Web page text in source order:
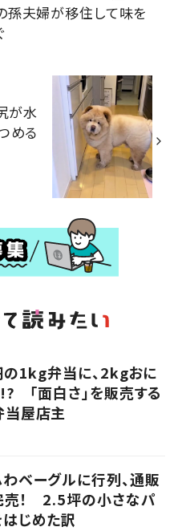
孫夫婦が移住して味を
が水
める
1kg弁当に、2kgおに
「面白さ」を販売する
当屋店主
ベーグルに行列、通販
売！ 2.5坪の小さなパ
じめた訳